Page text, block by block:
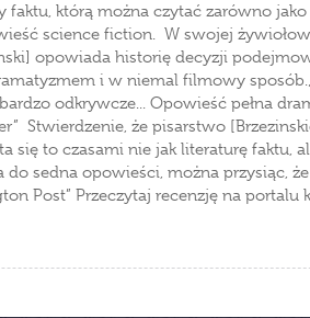
faktu, którą można czytać zarówno
science fiction. W swojej
opowiada historię decyzji
i w niemal filmowy
odkrywcze... Opowieść pełna
Stwierdzenie, że pisarstwo
się to czasami nie jak literaturę faktu,
do sedna opowieści, można przysiąc,
Post” Przeczytaj recenzję na portalu